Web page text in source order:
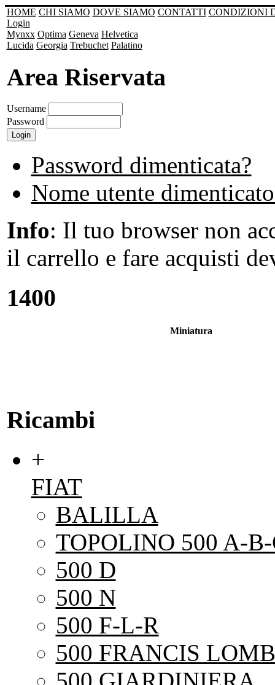
HOME CHI SIAMO DOVE SIAMO CONTATTI CONDIZIONI
Login
Mynxx Optima Geneva Helvetica
Lucida Georgia Trebuchet Palatino
Area Riservata
Username
Password
Password dimenticata?
Nome utente
Info: Il tuo browser non
il carrello e fare acquisti
1400
Miniatura
Ricambi
+
FIAT
BALILLA
TOPOLINO 500 A-
500 D
500 N
500 F-L-R
500 FRANCIS